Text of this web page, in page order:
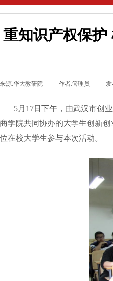
重知识产权保
来源:华大教研院 作者:管理员 发
5月17日下午，由武汉市创业
商学院共同协办的大学生创新
位在校大学生参与本次活动。